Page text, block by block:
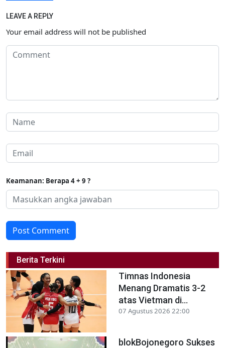
LEAVE A REPLY
Your email address will not be published
Keamanan: Berapa 4 + 9 ?
Post Comment
Berita Terkini
Timnas Indonesia
Menang Dramatis 3-2
atas Vietman di...
07 Agustus 2026 22:00
blokBojonegoro Sukses